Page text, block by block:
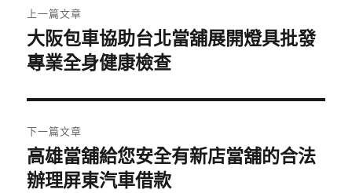
章
導
覽
上一篇文章
上
一
文
章:
大阪包車協助台北當舖展開燈具批發
專業全身健康檢查
下一篇文章
下
一
高雄當舖給您安全有新店當舖的合法
辦理屏東汽車借款